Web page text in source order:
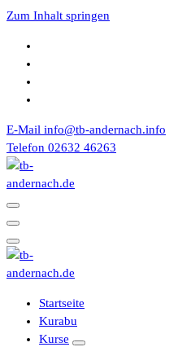
Zum Inhalt springen
E-Mail info@tb-andernach.info
Telefon 02632 46263
Turnerbund 1867 e.V. Andernach
Startseite
Kurabu
Kurse